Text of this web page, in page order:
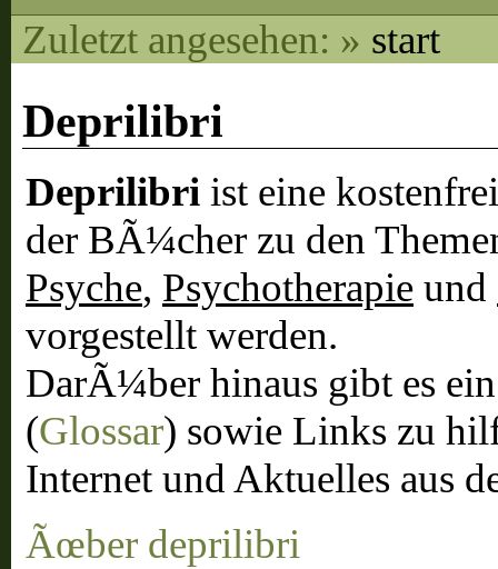
Zuletzt angesehen: » start
Deprilibri
Deprilibri ist eine
der BÃ¼cher zu den
Psyche, Psychotherapie und
vorgestellt werden.
DarÃ¼ber hinaus gibt es
(Glossar) sowie Links zu
Internet und Aktuelles aus
Ãœber deprilibri